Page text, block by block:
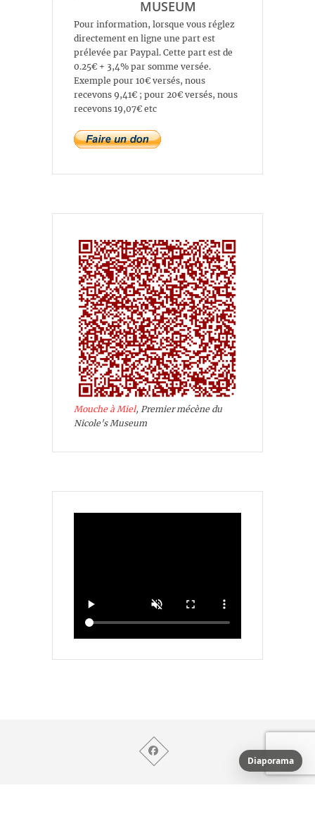
MUSEUM
Pour information, lorsque vous réglez
directement en ligne une part est
prélevée par Paypal. Cette part est de
0.25€ + 3,4% par somme versée.
Exemple pour 10€ versés, nous
recevons 9,41€ ; pour 20€ versés, nous
recevons 19,07€ etc
Mouche à Miel, Premier mécène du
Nicole's Museum
Diaporama